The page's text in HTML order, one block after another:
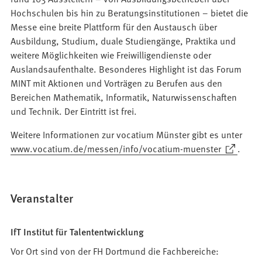
Hochschulen bis hin zu Beratungsinstitutionen – bietet die
Messe eine breite Plattform für den Austausch über
Ausbildung, Studium, duale Studiengänge, Praktika und
weitere Möglichkeiten wie Freiwilligendienste oder
Auslandsaufenthalte. Besonderes Highlight ist das Forum
MINT mit Aktionen und Vorträgen zu Berufen aus den
Bereichen Mathematik, Informatik, Naturwissenschaften
und Technik. Der Eintritt ist frei.
Weitere Informationen zur vocatium Münster gibt es unter
www.vocatium.de/messen/info/vocatium-muenster
(Öffnet
Tab)
.
Veranstalter
IfT Institut für Talententwicklung
Vor Ort sind von der FH Dortmund die Fachbereiche: